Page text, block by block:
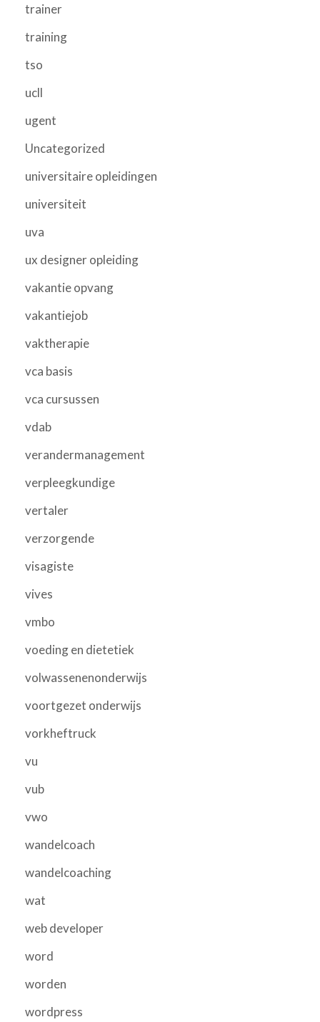
trainer
training
tso
ucll
ugent
Uncategorized
universitaire opleidingen
universiteit
uva
ux designer opleiding
vakantie opvang
vakantiejob
vaktherapie
vca basis
vca cursussen
vdab
verandermanagement
verpleegkundige
vertaler
verzorgende
visagiste
vives
vmbo
voeding en dietetiek
volwassenenonderwijs
voortgezet onderwijs
vorkheftruck
vu
vub
vwo
wandelcoach
wandelcoaching
wat
web developer
word
worden
wordpress